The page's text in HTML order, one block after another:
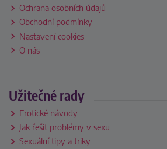
Ochrana osobních údajů
Obchodní podmínky
Nastavení cookies
O nás
Užitečné rady
Erotické návody
Jak řešit problémy v sexu
Sexuální tipy a triky